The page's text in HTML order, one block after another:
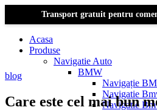
Transport gratuit pentru
Acasa
Produse
Navigatie Auto
BMW
Navigație
Navigatie
Navigatie
blog
Care este cel mai bun